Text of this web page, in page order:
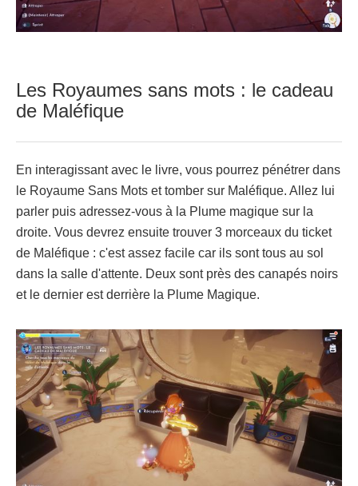
Les Royaumes sans mots : le cadeau
de Maléfique
En interagissant avec le livre, vous pourrez pénétrer dans
le Royaume Sans Mots et tomber sur Maléfique. Allez lui
parler puis adressez-vous à la Plume magique sur la
droite. Vous devrez ensuite trouver 3 morceaux du ticket
de Maléfique : c'est assez facile car ils sont tous au sol
dans la salle d'attente. Deux sont près des canapés noirs
et le dernier est derrière la Plume Magique.